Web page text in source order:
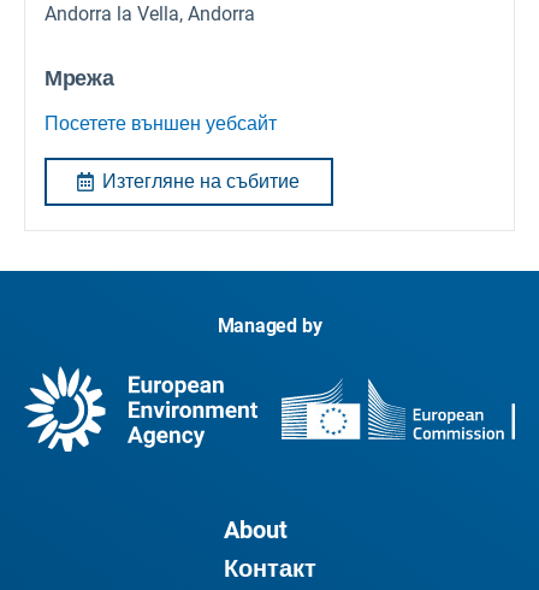
Andorra la Vella, Andorra
Мрежа
Посетете външен уебсайт
Изтегляне на събитие
Managed by
About
Контакт